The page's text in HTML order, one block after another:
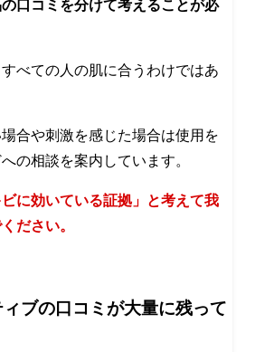
口コミを分けて考えることが必
べての人の肌に合うわけではあ
合や刺激を感じた場合は使用を
の相談を案内しています。
ビに効いている証拠」と考えて我
ださい。
ブの口コミが大量に残って